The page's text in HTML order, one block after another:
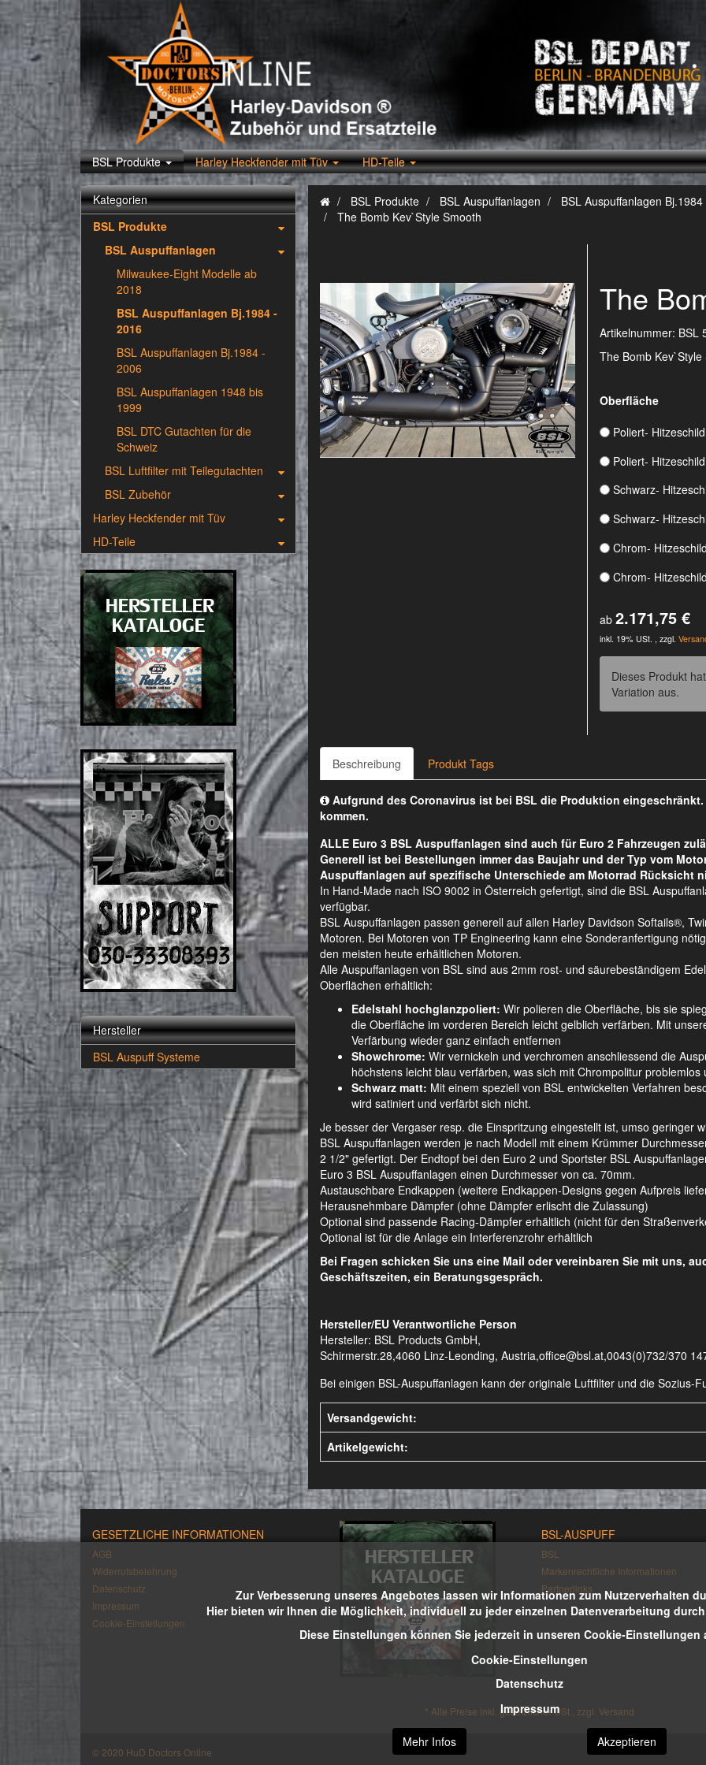
BSL Produkte Harley Heckfender mit Tüv HD-Teile
Zur Verbesserung unseres Angebotes lassen wir Informationen zum Nutzerverhalten
Hier bieten wir Ihnen die Möglichkeit, individuell zu jeder einzelnen Datenverarbeitung
Diese Einstellungen können Sie jederzeit in unseren Cookie-Einstellungen
Cookie-Einstellungen
Datenschutz
Impressum
Mehr Infos Akzeptieren
BSL Produkte BSL Auspuffanlagen
BSL Auspuffanlagen
The Bomb Kev`Style Smooth
The
Artikelnummer: BSL
The Bomb Kev`Style
Oberfläche
Poliert-
Poliert-
Schwarz-
Schwarz-
Chrom-
Chrom-
ab2.171,75 €
inkl. 19% USt. , zzgl.
Dieses Produkt
Variation aus.
Beschreibung Produkt Tags
Aufgrund des Coronavirus ist bei BSL die Produktion
kommen.
ALLE Euro 3 BSL Auspuffanlagen sind auch für Euro 2 Fahrzeugen
Generell ist bei Bestellungen immer das Baujahr und der Typ vom
Auspuffanlagen auf spezifische Unterschiede am Motorrad Rücksicht
In Hand-Made nach ISO 9002 in Österreich gefertigt, sind die BSL
verfügbar.
BSL Auspuffanlagen passen generell auf allen Harley Davidson Softails®,
Motoren. Bei Motoren von TP Engineering kann eine Sonderanfertigung
den meisten heute erhältlichen Motoren.
Alle Auspuffanlagen von BSL sind aus 2mm rost- und säurebeständigem
Oberflächen erhältlich:
Edelstahl hochglanzpoliert: Wir polieren die Oberfläche, bis sie
die Oberfläche im vorderen Bereich leicht gelblich verfärben. Mit
Verfärbung wieder ganz einfach entfernen
Showchrome: Wir vernickeln und verchromen anschliessend die
höchstens leicht blau verfärben, was sich mit Chrompolitur
Schwarz matt: Mit einem speziell von BSL entwickelten Verfahren
wird satiniert und verfärbt sich nicht.
Je besser der Vergaser resp. die Einspritzung eingestellt ist, umso geringer
BSL Auspuffanlagen werden je nach Modell mit einem Krümmer
2 1/2" gefertigt. Der Endtopf bei den Euro 2 und Sportster BSL
Euro 3 BSL Auspuffanlagen einen Durchmesser von ca. 70mm.
Austauschbare Endkappen (weitere Endkappen-Designs gegen Aufpreis
Herausnehmbare Dämpfer (ohne Dämpfer erlischt die Zulassung)
Optional sind passende Racing-Dämpfer erhältlich (nicht für den
Optional ist für die Anlage ein Interferenzrohr erhältlich
Bei Fragen schicken Sie uns eine Mail oder vereinbaren Sie mit uns,
Geschäftszeiten, ein Beratungsgespräch.
Hersteller/EU Verantwortliche Person
Hersteller: BSL Products GmbH,
Schirmerstr.28,4060 Linz-Leonding, Austria,office@bsl.at,0043(0)732/370
Bei einigen BSL-Auspuffanlagen kann der originale Luftfilter und die Sozius-
Versandgewicht:
Artikelgewicht:
Kategorien
BSL Produkte
BSL Auspuffanlagen
Milwaukee-Eight Modelle ab
2018
BSL Auspuffanlagen Bj.1984 -
2016
BSL Auspuffanlagen Bj.1984 -
2006
BSL Auspuffanlagen 1948 bis
1999
BSL DTC Gutachten für die
Schweiz
BSL Luftfilter mit Teilegutachten
BSL Zubehör
Harley Heckfender mit Tüv
HD-Teile
Hersteller
BSL Auspuff Systeme
GESETZLICHE INFORMATIONEN
AGB
Widerrufsbelehrung
Datenschutz
Impressum
Cookie-Einstellungen
BSL-AUSPUFF
BSL
Markenrechtliche Informationen
Partnerlinks
* Alle Preise inkl. gesetzlicher USt., zzgl. Versand
© 2020 HuD Doctors Online